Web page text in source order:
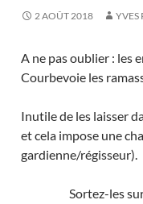
2 AOÛT 2018 YVES
A ne pas oublier : les
Courbevoie les
Inutile de les laisser
et cela impose une
gardienne/régisseur).
Sortez-les